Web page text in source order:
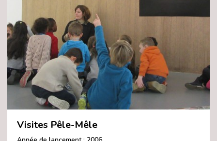
Visites Pêle-Mêle